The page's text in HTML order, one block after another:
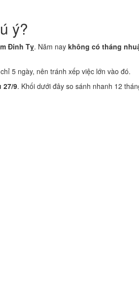
ý?
Đinh Tỵ. Năm nay không có tháng
5 ngày, nên tránh xếp việc lớn vào đó.
27/9. Khối dưới đây so sánh nhanh 12